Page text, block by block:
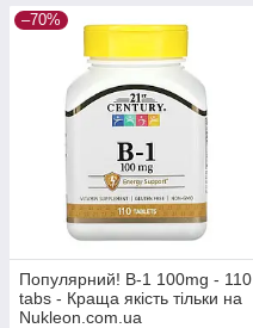
–70%
Популярний! B-1 100mg - 110
tabs - Краща якість тільки на
Nukleon.com.ua